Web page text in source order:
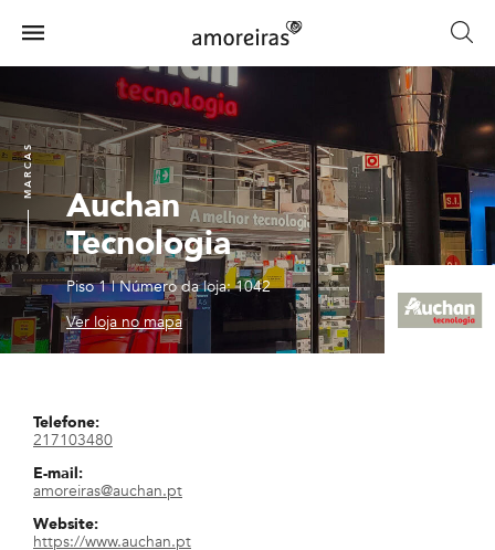
main
content
Home
Menu
Auchan
Tecnologia
Piso 1|Número da loja: 1042
Ver loja no mapa
MARCAS
Telefone:
217103480
E-mail:
amoreiras@auchan.pt
Website:
https://www.auchan.pt